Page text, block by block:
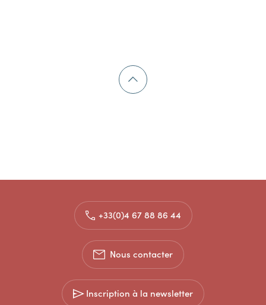
+33(0)4 67 88 86 44
Nous contacter
Inscription à la newsletter